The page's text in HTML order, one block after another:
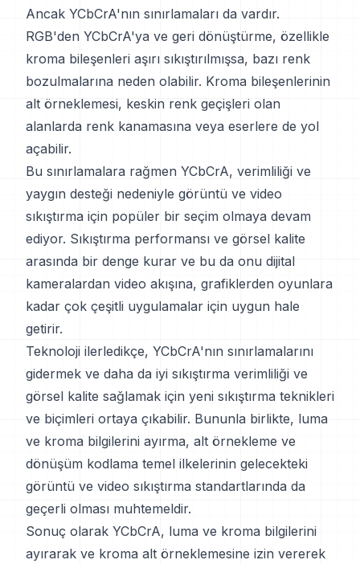
Ancak YCbCrA'nın sınırlamaları da vardır.
RGB'den YCbCrA'ya ve geri dönüştürme, özellikle
kroma bileşenleri aşırı sıkıştırılmışsa, bazı renk
bozulmalarına neden olabilir. Kroma bileşenlerinin
alt örneklemesi, keskin renk geçişleri olan
alanlarda renk kanamasına veya eserlere de yol
açabilir.
Bu sınırlamalara rağmen YCbCrA, verimliliği ve
yaygın desteği nedeniyle görüntü ve video
sıkıştırma için popüler bir seçim olmaya devam
ediyor. Sıkıştırma performansı ve görsel kalite
arasında bir denge kurar ve bu da onu dijital
kameralardan video akışına, grafiklerden oyunlara
kadar çok çeşitli uygulamalar için uygun hale
getirir.
Teknoloji ilerledikçe, YCbCrA'nın sınırlamalarını
gidermek ve daha da iyi sıkıştırma verimliliği ve
görsel kalite sağlamak için yeni sıkıştırma teknikleri
ve biçimleri ortaya çıkabilir. Bununla birlikte, luma
ve kroma bilgilerini ayırma, alt örnekleme ve
dönüşüm kodlama temel ilkelerinin gelecekteki
görüntü ve video sıkıştırma standartlarında da
geçerli olması muhtemeldir.
Sonuç olarak YCbCrA, luma ve kroma bilgilerini
ayırarak ve kroma alt örneklemesine izin vererek